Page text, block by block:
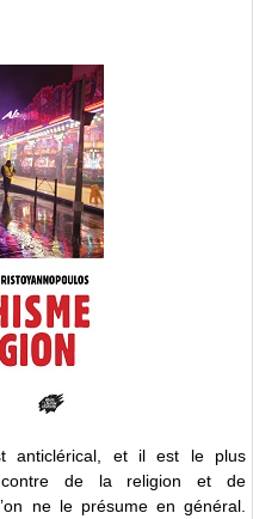
anticlérical, et il est le plus
de la religion et de
ne le présume en général.